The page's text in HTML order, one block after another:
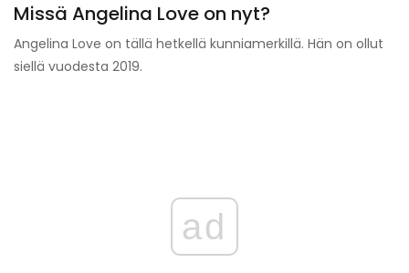
Missä Angelina Love on nyt?
Angelina Love on tällä hetkellä kunniamerkillä. Hän on ollut
siellä vuodesta 2019.
ad